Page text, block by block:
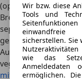
Wir bzw. diese
Tools und
einwandfreie
sicherstellen. Sie
wie das
Anmeldedaten
ermöglichen.
(optionalem)
Breite
. Alternativ gibt
separaten Displays.
gestützte
Auto zum rollenden
veganes Interieur
mit dem GLCwaren